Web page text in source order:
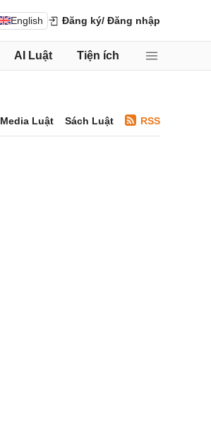
English Đăng ký/ Đăng nhập
AI Luật Tiện ích
Media Luật Sách Luật RSS